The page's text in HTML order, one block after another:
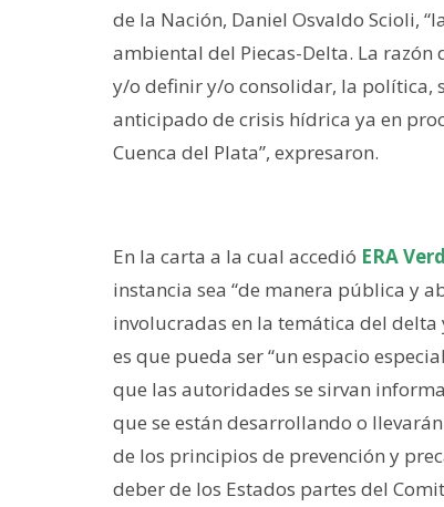
de la Nación, Daniel Osvaldo Scioli,
ambiental del Piecas-Delta. La
y/o definir y/o consolidar, la política,
anticipado de crisis hídrica ya en
Cuenca del Plata”, expresaron.
En la carta a la cual accedió ERA
instancia sea “de manera pública y
involucradas en la temática del delta
es que pueda ser “un espacio
que las autoridades se sirvan
que se están desarrollando o
de los principios de prevención y
deber de los Estados partes del